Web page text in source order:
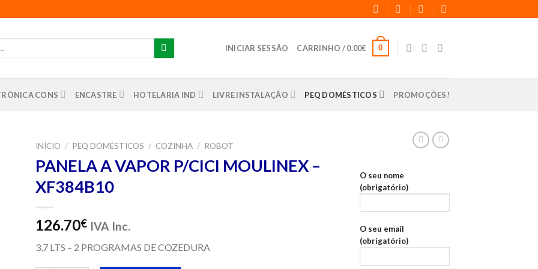
INICIAR SESSÃO CARRINHO /0.00€ 0
CONS ENCASTRE HOTELARIA IND LIVRE INSTALAÇÃO PEQ DOMÉSTICOS PROMOÇÕES!
INÍCIO / PEQ DOMÉSTICOS / COZINHA / ROBOT
PANELA A VAPOR P/CICI MOULINEX –
XF384B10
126.70€ IVA Inc.
3,7 LTS – 2 PROGRAMAS DE COZEDURA
O seu nome
(obrigatório)
O seu email
(obrigatório)